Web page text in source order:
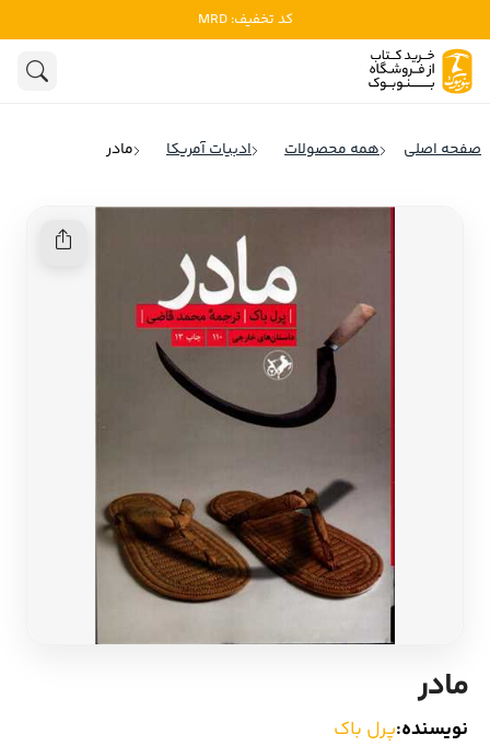
کد تخفیف: MRD
ادبیات
ادبیات انگلیس
ادبیات فرانسه
ادبیات ایتالیا
ادبیات روسیه
ادبیات آمریکای لاتین
ادبیات آلمان
سایر کشورهای اروپا
داستان کوتاه
شعر و متون کهن
صفحه اصلی همه محصولات ادبیات آمریکا مادر
مادر
نویسنده:پرل باک